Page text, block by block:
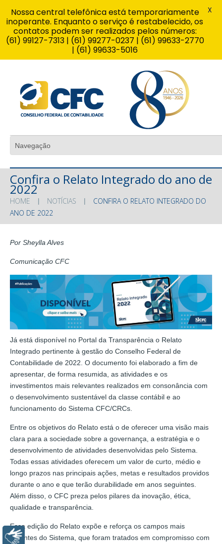
Confira o Relato Integrado do ano de
2022
HOME NOTÍCIAS
CONFIRA O RELATO INTEGRADO DO
ANO DE 2022
Por Sheylla Alves
Comunicação CFC
Já está disponível no Portal da Transparência o Relato
Integrado pertinente à gestão do Conselho Federal de
Contabilidade de 2022. O documento foi elaborado a fim de
apresentar, de forma resumida, as atividades e os
investimentos mais relevantes realizados em consonância com
o desenvolvimento sustentável da classe contábil e ao
funcionamento do Sistema CFC/CRCs.
Entre os objetivos do Relato está o de oferecer uma visão mais
clara para a sociedade sobre a governança, a estratégia e o
desenvolvimento de atividades desenvolvidas pelo Sistema.
Todas essas atividades oferecem um valor de curto, médio e
longo prazos nas principais ações, metas e resultados providos
durante o ano e que terão durabilidade em anos seguintes.
Além disso, o CFC preza pelos pilares da inovação, ética,
qualidade e transparência.
Essa edição do Relato expõe e reforça os campos mais
atuantes do Sistema, que foram tratados em compromisso com
Nossa central telefônica está temporariamente
inoperante. Enquanto o serviço é restabelecido, os
contatos podem ser realizados pelos números:
(61) 99127-7313 | (61) 99277-0237 | (61) 99633-2770
| (61) 99633-5016
X
Libras